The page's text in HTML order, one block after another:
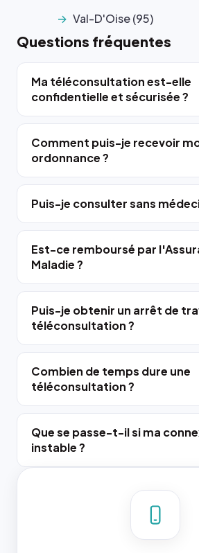
Val-D'Oise (95)
Questions fréquentes
Ma téléconsultation est-elle
confidentielle et sécurisée ?
Comment puis-je recevoir
ordonnance ?
Puis-je consulter sans
Est-ce remboursé par
Maladie ?
Puis-je obtenir un arrêt de
téléconsultation ?
Combien de temps dure une
téléconsultation ?
Que se passe-t-il si ma
instable ?